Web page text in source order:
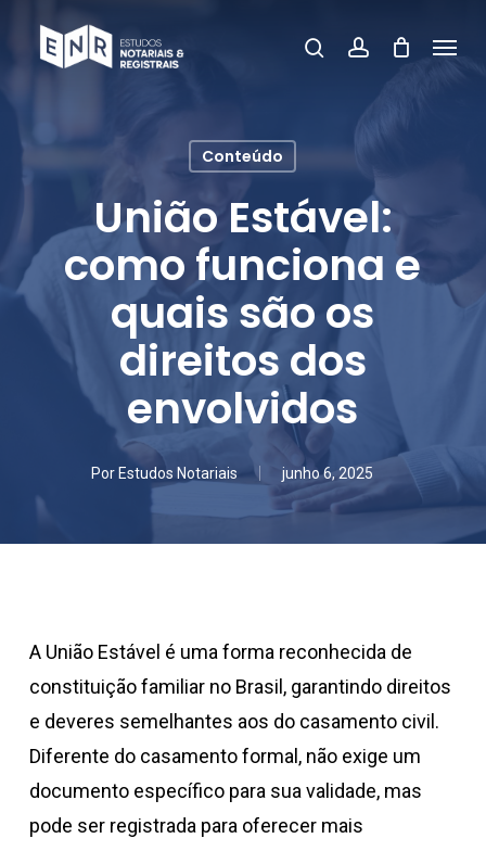
pesquisar
account
Menu
Conteúdo
União Estável:
como funciona e
quais são os
direitos dos
envolvidos
Por Estudos Notariais junho 6, 2025
A União Estável é uma forma reconhecida de
constituição familiar no Brasil, garantindo direitos
e deveres semelhantes aos do casamento civil.
Diferente do casamento formal, não exige um
documento específico para sua validade, mas
pode ser registrada para oferecer mais